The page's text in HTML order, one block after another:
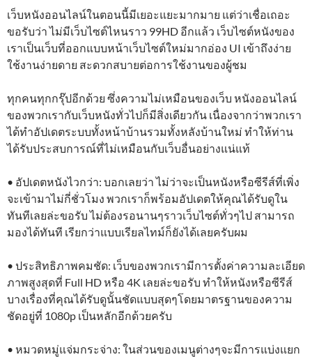
เว็บหนังออนไลน์ในตอนนี้มีเยอะแยะมากมาย แต่ว่าเชื่อเถอะ
ขอรับว่า ไม่มีเว็บไซต์ไหนราว 99HD อีกแล้ว เว็บไซต์หนังของ
เราเป็นเว็บที่ออกแบบหน้าเว็บไซต์ใหม่มากอ่อง UI เข้าถึงง่าย
ใช้งานง่ายดาย สะดวกสบายต่อการใช้งานของผู้ชม
ทุกคนทุกกรุ๊ปอีกด้วย ซึ่งความไม่เหมือนของเว็บ หนังออนไลน์
ของพวกเรากับเว็บหนังทั่วไปก็มีสิ่งเดียวกัน เนื่องจากว่าพวกเรา
ได้ทำอัปเดตระบบทั้งหน้าบ้านรวมทั้งหลังบ้านใหม่ ทำให้ท่าน
ได้รับประสบการณ์ที่ไม่เหมือนกับเว็บอื่นอย่างแน่แท้
• อัปเดตหนังไวกว่า: บอกเลยว่า ไม่ว่าจะเป็นหนังหรือซีรีส์ที่เพิ่ง
จะเข้ามาไม่กี่ชั่วโมง พวกเราก็พร้อมอัปเดตให้คุณได้รับดูใน
ทันทีเลยล่ะขอรับ ไม่ต้องรอนานๆราวเว็บไซต์ทั่วๆไป สามารถ
มองได้ทันที เรียกว่าแบบเรียลไทม์ก็ยังได้เลยครับผม
• ประสิทธิภาพคมชัด: เว็บของพวกเรามีการตั้งค่าความละเอียด
ภาพสูงสุดที่ Full HD หรือ 4K เลยล่ะขอรับ ทำให้หนังหรือซีรีส์
บางเรื่องที่คุณได้รับดูนั้นชัดแบบสุดๆโดยมาตรฐานของความ
ชัดอยู่ที่ 1080p เป็นหลักอีกด้วยครับ
• หมวดหมู่แจ่มกระจ่าง: ในส่วนของเมนูต่างๆจะมีการแบ่งแยก